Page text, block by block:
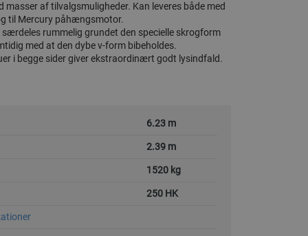
masser af tilvalgsmuligheder. Kan leveres både med
til Mercury påhængsmotor.
særdeles rummelig grundet den specielle skrogform
med at den dybe v-form bibeholdes.
i begge sider giver ekstraordinært godt lysindfald.
6.23 m
2.39 m
1520 kg
250 HK